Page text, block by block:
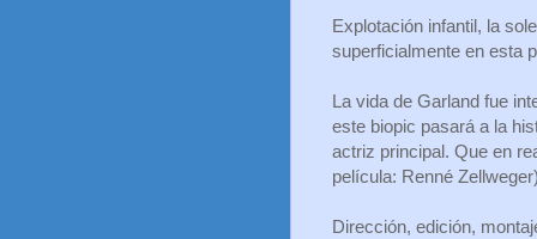
Explotación infantil, la
superficialmente en esta
La vida de Garland fue
este biopic pasará a la
actriz principal. Que en
película: Renné
Dirección, edición,